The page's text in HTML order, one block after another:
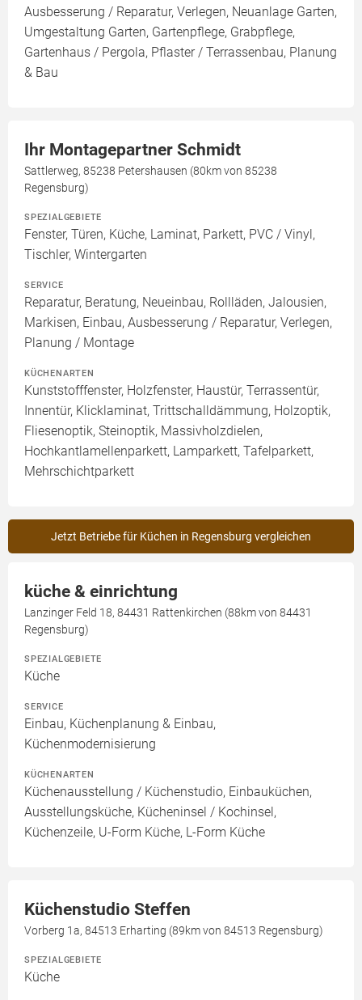
Ausbesserung / Reparatur, Verlegen, Neuanlage Garten,
Umgestaltung Garten, Gartenpflege, Grabpflege,
Gartenhaus / Pergola, Pflaster / Terrassenbau, Planung
& Bau
Ihr Montagepartner Schmidt
Sattlerweg, 85238 Petershausen (80km von 85238
Regensburg)
SPEZIALGEBIETE
Fenster, Türen, Küche, Laminat, Parkett, PVC / Vinyl,
Tischler, Wintergarten
SERVICE
Reparatur, Beratung, Neueinbau, Rollläden, Jalousien,
Markisen, Einbau, Ausbesserung / Reparatur, Verlegen,
Planung / Montage
KÜCHENARTEN
Kunststofffenster, Holzfenster, Haustür, Terrassentür,
Innentür, Klicklaminat, Trittschalldämmung, Holzoptik,
Fliesenoptik, Steinoptik, Massivholzdielen,
Hochkantlamellenparkett, Lamparkett, Tafelparkett,
Mehrschichtparkett
Jetzt Betriebe für Küchen in Regensburg vergleichen
küche & einrichtung
Lanzinger Feld 18, 84431 Rattenkirchen (88km von 84431
Regensburg)
SPEZIALGEBIETE
Küche
SERVICE
Einbau, Küchenplanung & Einbau,
Küchenmodernisierung
KÜCHENARTEN
Küchenausstellung / Küchenstudio, Einbauküchen,
Ausstellungsküche, Kücheninsel / Kochinsel,
Küchenzeile, U-Form Küche, L-Form Küche
Küchenstudio Steffen
Vorberg 1a, 84513 Erharting (89km von 84513 Regensburg)
SPEZIALGEBIETE
Küche